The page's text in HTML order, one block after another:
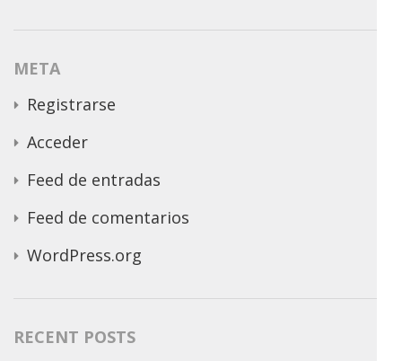
META
Registrarse
Acceder
Feed de entradas
Feed de comentarios
WordPress.org
RECENT POSTS